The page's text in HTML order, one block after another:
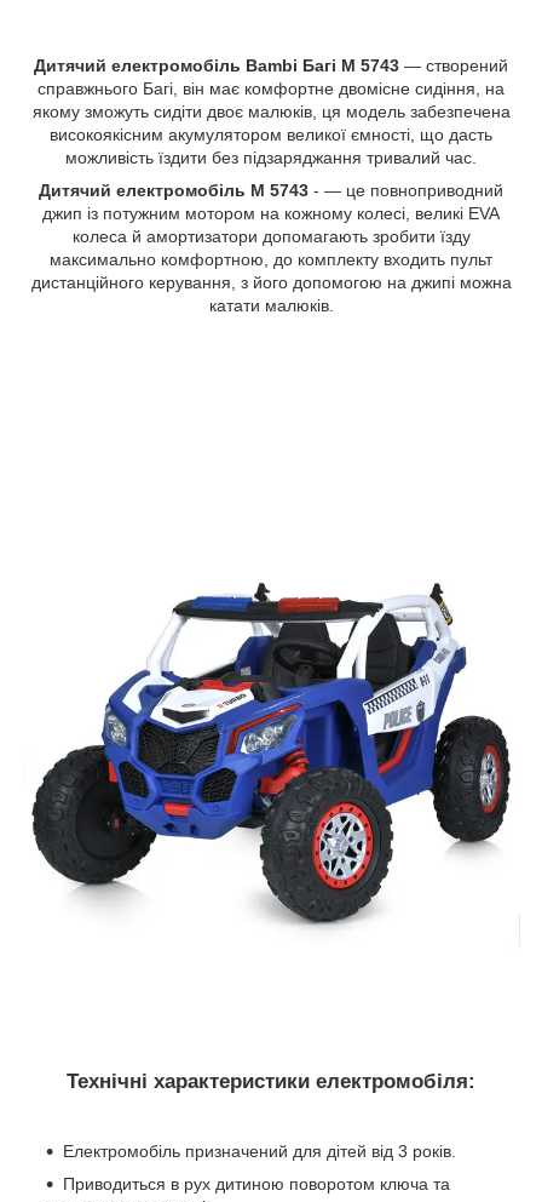
Дитячий електромобіль Bambi Багі M 5743 — створений
справжнього Багі, він має комфортне двомісне сидіння, на
якому зможуть сидіти двоє малюків, ця модель забезпечена
високоякісним акумулятором великої ємності, що дасть
можливість їздити без підзаряджання тривалий час.
Дитячий електромобіль M 5743 - — це повноприводний
джип із потужним мотором на кожному колесі, великі EVA
колеса й амортизатори допомагають зробити їзду
максимально комфортною, до комплекту входить пульт
дистанційного керування, з його допомогою на джипі можна
катати малюків.
Технічні характеристики електромобіля:
Електромобіль призначений для дітей від 3 років.
Приводиться в рух дитиною поворотом ключа та